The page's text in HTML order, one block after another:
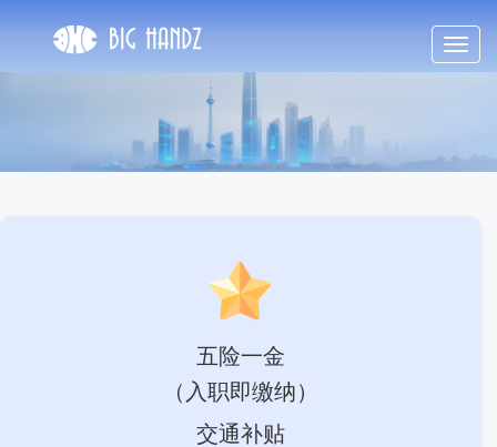
五险一金
（入职即缴纳）
交通补贴